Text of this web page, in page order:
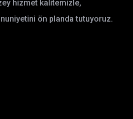
hizmet kalitemizle,
ön planda tutuyoruz.